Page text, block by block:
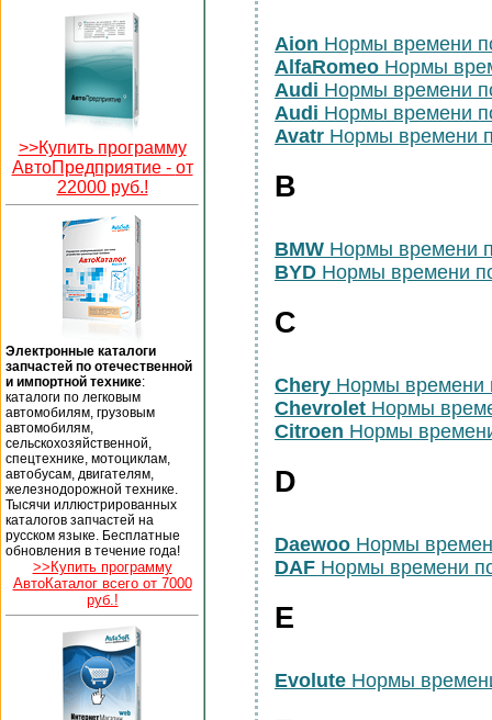
>>Купить программу
АвтоПредприятие - от
22000 руб.!
Электронные каталоги
запчастей по отечественной
и импортной технике:
каталоги по легковым
автомобилям, грузовым
автомобилям,
сельскохозяйственной,
спецтехнике, мотоциклам,
автобусам, двигателям,
железнодорожной технике.
Тысячи иллюстрированных
каталогов запчастей на
русском языке. Бесплатные
обновления в течение года!
>>Купить программу
АвтоКаталог всего от 7000
руб.!
Aion Нормы времени
AlfaRomeo Нормы
Audi Нормы времени
Audi Нормы времени
Avatr Нормы времени
B
BMW Нормы времени
BYD Нормы времени
C
Chery Нормы времени
Chevrolet Нормы
Citroen Нормы
D
Daewoo Нормы
DAF Нормы времени
E
Evolute Нормы